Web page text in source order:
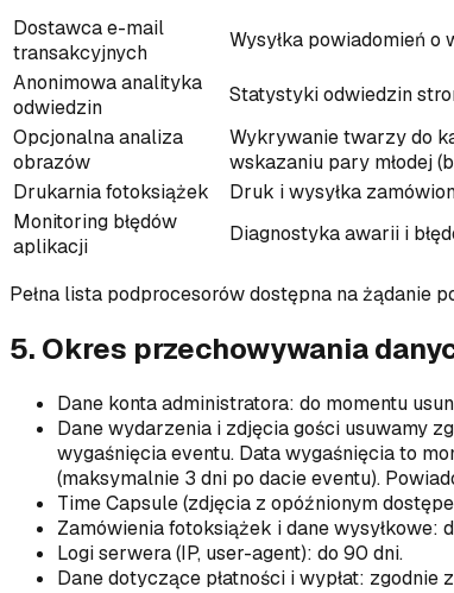
Dostawca e-mail
transakcyjnych
Wysyłka powiadomień
Anonimowa analityka
odwiedzin
Statystyki odwiedzin
Opcjonalna analiza
obrazów
Wykrywanie twarzy do
wskazaniu pary młodej
Drukarnia fotoksiążek
Druk i wysyłka
Monitoring błędów
aplikacji
Diagnostyka awarii i
Pełna lista podprocesorów dostępna na żądanie
5. Okres przechowywania
Dane konta administratora: do momentu
Dane wydarzenia i zdjęcia gości usuwamy
wygaśnięcia eventu. Data wygaśnięcia to
(maksymalnie 3 dni po dacie eventu).
Time Capsule (zdjęcia z opóźnionym
Zamówienia fotoksiążek i dane
Logi serwera (IP, user-agent): do 90 dni.
Dane dotyczące płatności i wypłat: